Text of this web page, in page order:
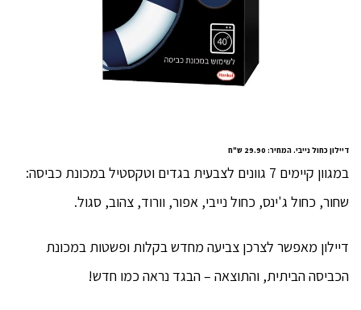
דיילון כחול נייבי. המחיר: 29.90 ש"ח
במגוון קיימים 7 גוונים לצבעית בגדים וטקסטיל במכונת כביסה:
שחור, כחול ג'ינס, כחול נייבי, אפור, וורוד, צהוב, סגול.
דיילון מאפשר לצרכן צביעה מחדש בקלות ופשטות במכונת
הכביסה הביתית, והתוצאה – הבגד נראה כמו חדש!